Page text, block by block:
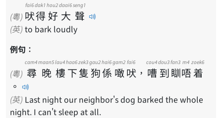
(粵) 吠
fai6
得
dak1
好
hou2
大
daai6
聲
seng1
(英) to bark loudly
例句：
(粵) 尋
cam4
晚
maan5
樓
lau4
下
haa6
隻
zek3
狗
gau2
係
hai6
噉
gam2
吠
fai6
， 嘈
cou4
到
dou3
瞓
fan3
唔
m4
着
zoek6
。
(英) Last night our neighbor's dog barked the whole
night. I can't sleep at all.